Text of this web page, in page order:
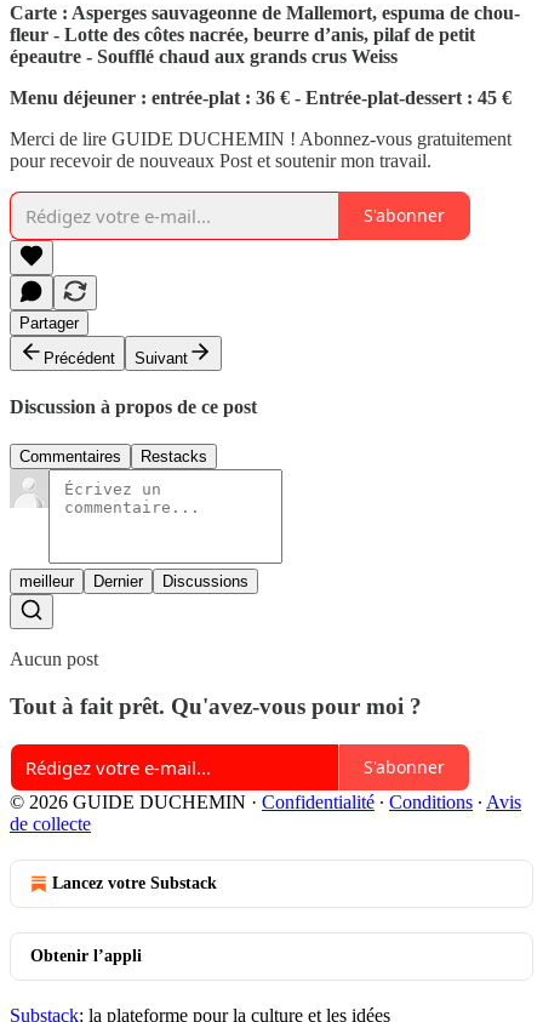
Carte : Asperges sauvageonne de Mallemort, espuma de chou-
fleur - Lotte des côtes nacrée, beurre d’anis, pilaf de petit
épeautre - Soufflé chaud aux grands crus Weiss
Menu déjeuner : entrée-plat : 36 € - Entrée-plat-dessert : 45 €
Merci de lire GUIDE DUCHEMIN ! Abonnez-vous gratuitement
pour recevoir de nouveaux Post et soutenir mon travail.
S'abonner
Partager
Précédent
Suivant
Discussion à propos de ce post
Commentaires Restacks
meilleur Dernier Discussions
Aucun post
Tout à fait prêt. Qu'avez-vous pour moi ?
S'abonner
© 2026 GUIDE DUCHEMIN · Confidentialité ∙ Conditions ∙ Avis
de collecte
Lancez votre Substack
Obtenir l’appli
Substack: la plateforme pour la culture et les idées